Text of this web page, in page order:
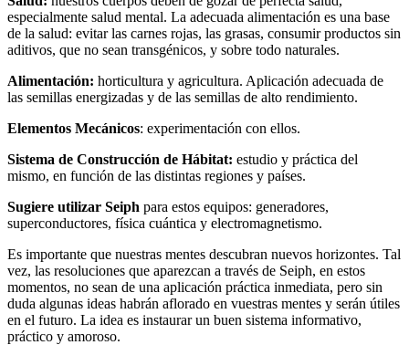
especialmente salud mental. La adecuada alimentación es una base
de la salud: evitar las carnes rojas, las grasas, consumir productos sin
aditivos, que no sean transgénicos, y sobre todo naturales.
Alimentación: horticultura y agricultura. Aplicación adecuada de
las semillas energizadas y de las semillas de alto rendimiento.
Elementos Mecánicos: experimentación con ellos.
Sistema de Construcción de Hábitat: estudio y práctica del
mismo, en función de las distintas regiones y países.
Sugiere utilizar Seiph para estos equipos: generadores,
superconductores, física cuántica y electromagnetismo.
Es importante que nuestras mentes descubran nuevos horizontes. Tal
vez, las resoluciones que aparezcan a través de Seiph, en estos
momentos, no sean de una aplicación práctica inmediata, pero sin
duda algunas ideas habrán aflorado en vuestras mentes y serán útiles
en el futuro. La idea es instaurar un buen sistema informativo,
práctico y amoroso.